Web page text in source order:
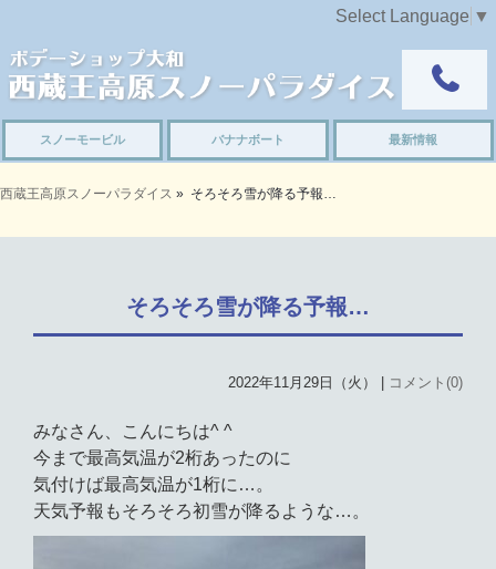
Select Language ▼
スノーモービル バナナボート 最新情報
西蔵王高原スノーパラダイス » そろそろ雪が降る予報…
そろそろ雪が降る予報…
2022年11月29日（火） | コメント(0)
みなさん、こんにちは^ ^
今まで最高気温が2桁あったのに
気付けば最高気温が1桁に…。
天気予報もそろそろ初雪が降るような…。